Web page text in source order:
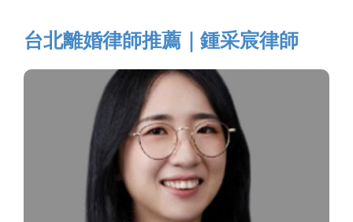
台北離婚律師推薦｜鍾采宸律師